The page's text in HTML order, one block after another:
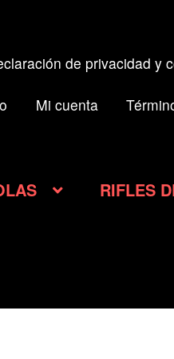
de privacidad y
Mi cuenta
RIFLES